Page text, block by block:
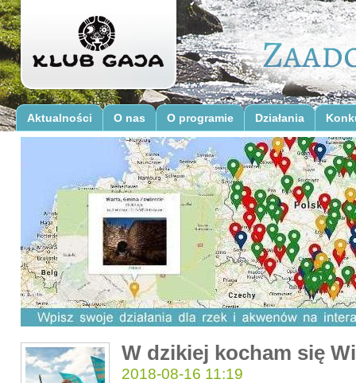
Aktualności O nas O programie Działania
W dzikiej kocham się
2018-08-16 11:19